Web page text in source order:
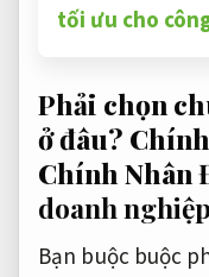
tối ưu cho
Phải chọn
ở đâu?
Chính Nhân
doanh
Bạn buộc buộc